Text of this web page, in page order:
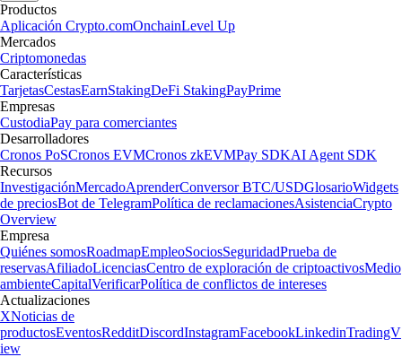
Productos
Aplicación Crypto.comOnchainLevel Up
Mercados
Criptomonedas
Características
TarjetasCestasEarnStakingDeFi StakingPayPrime
Empresas
CustodiaPay para comerciantes
Desarrolladores
Cronos PoSCronos EVMCronos zkEVMPay SDKAI Agent SDK
Recursos
InvestigaciónMercadoAprenderConversor BTC/USDGlosarioWidgets
de preciosBot de TelegramPolítica de reclamacionesAsistenciaCrypto
Overview
Empresa
Quiénes somosRoadmapEmpleoSociosSeguridadPrueba de
reservasAfiliadoLicenciasCentro de exploración de criptoactivosMedio
ambienteCapitalVerificarPolítica de conflictos de intereses
Actualizaciones
XNoticias de
productosEventosRedditDiscordInstagramFacebookLinkedinTradingV
iew